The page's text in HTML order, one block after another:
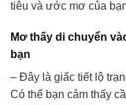
tiêu và ước mơ của
Mơ thấy di chuyển
bạn
– Đây là giấc tiết lộ
Có thể bạn cảm thấy